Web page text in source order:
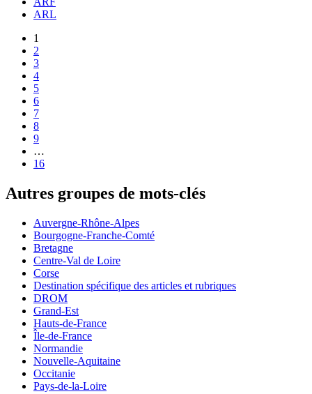
ARL
1
2
3
4
5
6
7
8
9
…
16
Autres groupes de mots-clés
Auvergne-Rhône-Alpes
Bourgogne-Franche-Comté
Bretagne
Centre-Val de Loire
Corse
Destination spécifique des articles et rubriques
DROM
Grand-Est
Hauts-de-France
Île-de-France
Normandie
Nouvelle-Aquitaine
Occitanie
Pays-de-la-Loire